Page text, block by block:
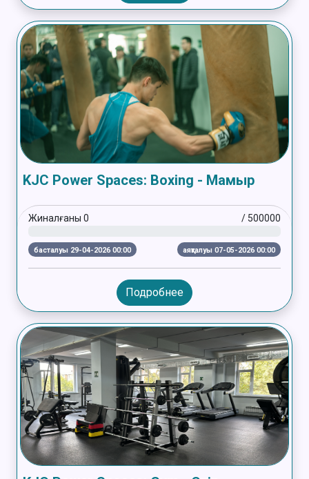
KJC Power Spaces: Boxing - Мамыр
Жиналғаны 0 / 500000
басталуы 29-04-2026 00:00 аяқталуы 07-05-2026 00:00
Подробнее